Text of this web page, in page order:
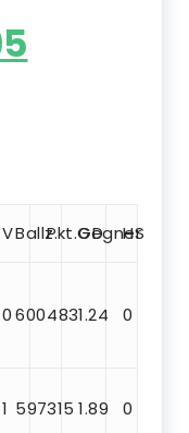
VBallz.Pkt.Gegner
GD HS
06004831.24 0
1 597315 1.89 0